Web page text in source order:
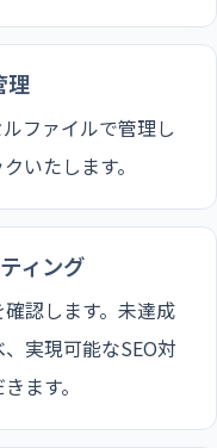
理
ファイルで管理し
いたします。
ィング
認します。未達成
実現可能なSEO対
ます。